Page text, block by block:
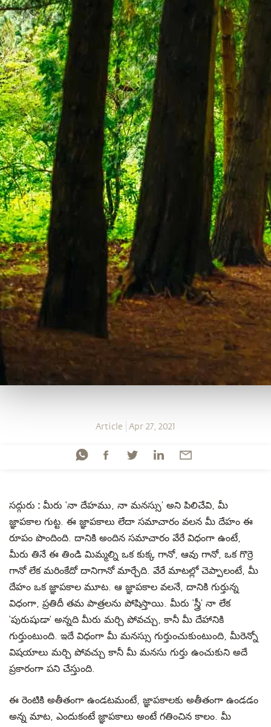
Article Apr 27, 2021
సద్గురు : మీరు ‘నా దేహము, నా మనస్సు’ అని పిలిచేవి, మీ
జ్ఞాపకాల గుట్ట. ఈ జ్ఞాపకాలు లేదా సమాచారం వలన మీ దేహం ఈ
రూపం పొందింది. దానికి అందిన సమాచారం వేరే విధంగా ఉంటే,
మీరు తినే ఈ తిండి మిమ్మల్ని ఒక కుక్క గానో, ఆవు గానో, ఒక గొర్రె
గానో లేక మరింకేదో దానిగానో మార్చేది. వేరే మాటల్లో చెప్పాలంటే, మీ
దేహం ఒక జ్ఞాపకాల మూట. ఆ జ్ఞాపకాల వలనే, దానికి గుర్తున్న
విధంగా, ప్రతిదీ తమ పాత్రలను పోషిస్తాయి. మీరు ‘స్త్రీ’ నా లేక
‘పురుషుడా’ అన్నది మీరు మర్చి పోవచ్చు, కానీ మీ దేహానికి
గుర్తుంటుంది. ఇదే విధంగా మీ మనస్సు గుర్తుంచుకుంటుంది, మీరెన్నో
విషయాలు మర్చి పోవచ్చు కానీ మీ మనసు గుర్తు ఉంచుకుని అదే
ప్రకారంగా పని చేస్తుంది.
ఈ రెంటికి అతీతంగా ఉండటమంటే, జ్ఞాపకాలకు అతీతంగా ఉండడం
అన్న మాట, ఎందుకంటే జ్ఞాపకాలు అంటే గతించిన కాలం. మీ